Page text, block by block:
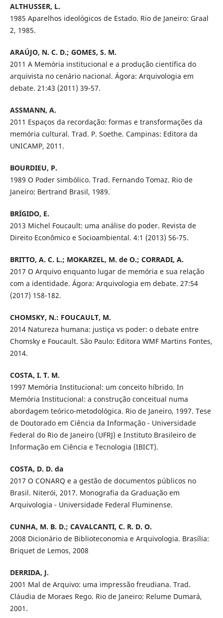
ALTHUSSER, L.
1985 Aparelhos ideológicos de Estado. Rio de Janeiro: Graal
2, 1985.
ARAÚJO, N. C. D.; GOMES, S. M.
2011 A Memória institucional e a produção científica do
arquivista no cenário nacional. Ágora: Arquivologia em
debate. 21:43 (2011) 39-57.
ASSMANN, A.
2011 Espaços da recordação: formas e transformações da
memória cultural. Trad. P. Soethe. Campinas: Editora da
UNICAMP, 2011.
BOURDIEU, P.
1989 O Poder simbólico. Trad. Fernando Tomaz. Rio de
Janeiro: Bertrand Brasil, 1989.
BRÍGIDO, E.
2013 Michel Foucault: uma análise do poder. Revista de
Direito Econômico e Socioambiental. 4:1 (2013) 56-75.
BRITTO, A. C. L.; MOKARZEL, M. de O.; CORRADI, A.
2017 O Arquivo enquanto lugar de memória e sua relação
com a identidade. Ágora: Arquivologia em debate. 27:54
(2017) 158-182.
CHOMSKY, N.: FOUCAULT, M.
2014 Natureza humana: justiça vs poder: o debate entre
Chomsky e Foucault. São Paulo: Editora WMF Martins Fontes,
2014.
COSTA, I. T. M.
1997 Memória Institucional: um conceito híbrido. In
Memória Institucional: a construção conceitual numa
abordagem teórico-metodológica. Rio de Janeiro, 1997. Tese
de Doutorado em Ciência da Informação - Universidade
Federal do Rio de Janeiro (UFRJ) e Instituto Brasileiro de
Informação em Ciência e Tecnologia (IBICT).
COSTA, D. D. da
2017 O CONARQ e a gestão de documentos públicos no
Brasil. Niterói, 2017. Monografia da Graduação em
Arquivologia - Universidade Federal Fluminense.
CUNHA, M. B. D.; CAVALCANTI, C. R. D. O.
2008 Dicionário de Biblioteconomia e Arquivologia. Brasília:
Briquet de Lemos, 2008
DERRIDA, J.
2001 Mal de Arquivo: uma impressão freudiana. Trad.
Cláudia de Moraes Rego. Rio de Janeiro: Relume Dumará,
2001.